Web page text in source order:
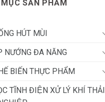
SẢN PHẨM
HÚT MÙI
NƯỚNG ĐA NĂNG
BIẾN THỰC PHẨM
TĨNH ĐIỆN XỬ LÝ KHÍ THẢI